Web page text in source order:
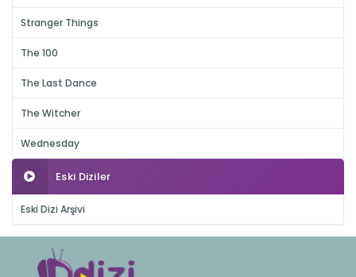
Stranger Things
The 100
The Last Dance
The Witcher
Wednesday
Eski Diziler
Eski Dizi Arşivi